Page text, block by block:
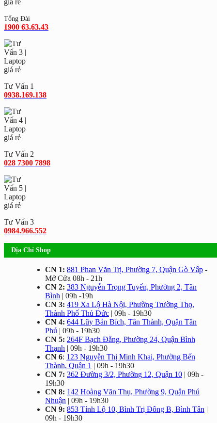
Tổng Đài
1900 63.63.43
Tư Vấn 1
0938.169.138
Tư Vấn 2
028 7300 7898
Tư Vấn 3
0984.966.552
Địa Chỉ Shop
CN 1: 881 Phan Văn Trị, Phường 7, Quận Gò Vấp -
Mở Cửa 08h - 21h
CN 2: 383 Nguyễn Trọng Tuyển, Phường 2, Tân
Bình | 09h -19h
CN 3: 419 Xa Lộ Hà Nội, Phường Trường Thọ,
Thành Phố Thủ Đức | 09h - 19h30
CN 4: 644 Lũy Bán Bích, Tân Thành, Quận Tân
Phú | 09h - 19h30
CN 5: 264F Bạch Đằng, Phường 24, Quận Bình
Thạnh | 09h - 19h30
CN 6: 123 Nguyễn Thị Minh Khai, Phường Bến
Thành, Quận 1 | 09h - 19h30
CN 7: 362 Đường 3/2, Phường 12, Quận 10 | 09h -
19h30
CN 8: 142 Hoàng Văn Thụ, Phường 9, Quận Phú
Nhuận | 09h - 19h30
CN 9: 853 Tỉnh Lộ 10, Bình Trị Đông B, Bình Tân |
09h - 19h30